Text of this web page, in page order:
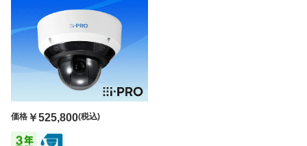
価格 ￥525,800(税込)